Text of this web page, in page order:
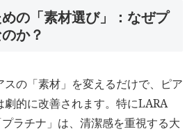
の「素材選び」：なぜプ
か？
の「素材」を変えるだけで、ピア
劇的に改善されます。特にLARA
ラチナ」は、清潔感を重視する大